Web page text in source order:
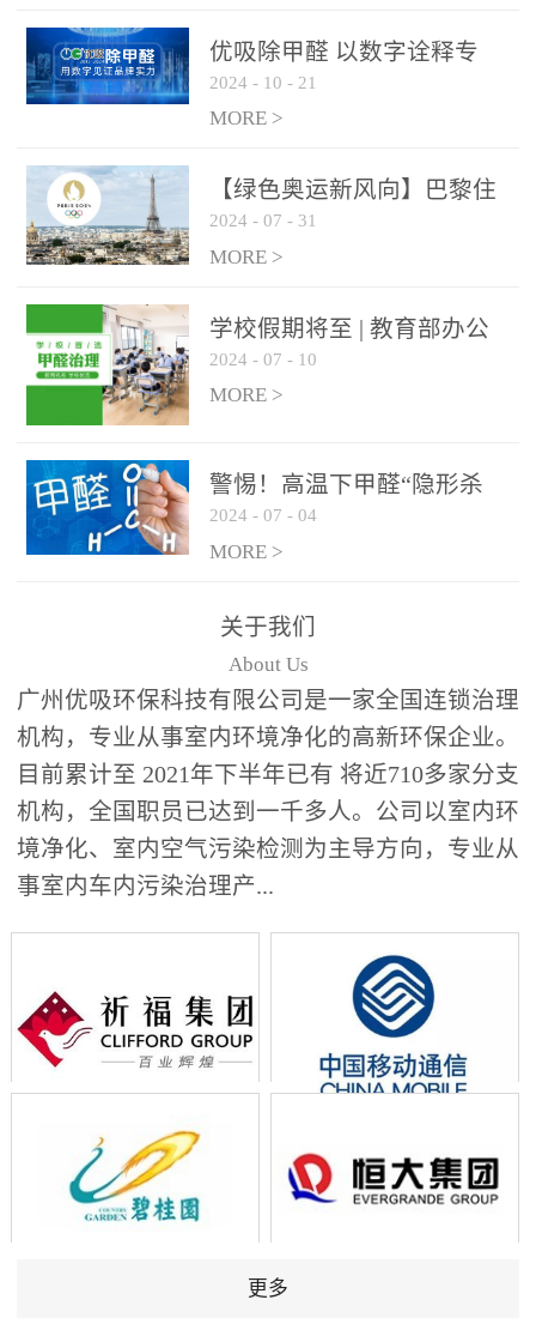
优吸除甲醛 以数字诠释专
业，尽显除醛品牌实力！
2024 - 10 - 21
MORE >
【绿色奥运新风向】巴黎住
宿风波：优吸环保共建健康
绿色家居
2024 - 07 - 31
MORE >
学校假期将至 | 教育部办公
厅关于加强学校新建校舍室
内空气质量管理通知
2024 - 07 - 10
MORE >
警惕！高温下甲醛“隐形杀
手”来袭，你的家安全吗？
2024 - 07 - 04
MORE >
关于我们
About Us
广州优吸环保科技有限公司是一家全国连锁治理
机构，专业从事室内环境净化的高新环保企业。
目前累计至 2021年下半年已有 将近710多家分支
机构，全国职员已达到一千多人。公司以室内环
境净化、室内空气污染检测为主导方向，专业从
事室内车内污染治理产...
更多